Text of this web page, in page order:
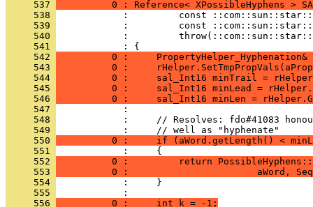
     537
0 : Reference< XPossibleHyphens >
     538
     539
     540
     541
     542
0 :     PropertyHelper_Hyphenation&
     543
0 :
     544
0 :     sal_Int16 minTrail =
     545
0 :     sal_Int16 minLead =
     546
0 :     sal_Int16 minLen =
     547
     548
     549
     550
0 :     if (aWord.getLength() <
     551
     552
0 :         return
     553
0 :                       aWord,
     554
     555
     556
          0 :     int k = -1;